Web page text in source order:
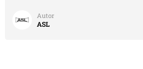
Autor
ASL